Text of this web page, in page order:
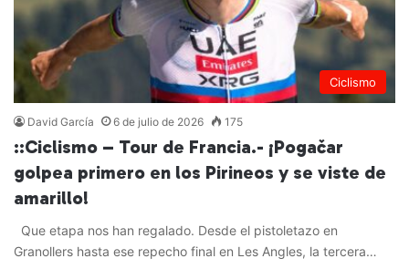
Ciclismo
David García 6 de julio de 2026 175
::Ciclismo – Tour de Francia.- ¡Pogačar
golpea primero en los Pirineos y se viste de
amarillo!
Que etapa nos han regalado. Desde el pistoletazo en
Granollers hasta ese repecho final en Les Angles, la tercera…